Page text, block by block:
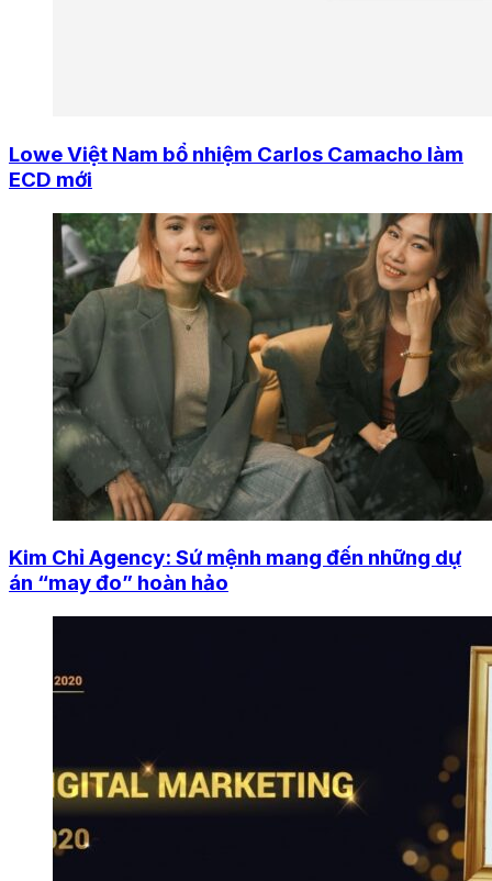
Lowe Việt Nam bổ nhiệm Carlos Camacho làm
ECD mới
Kim Chỉ Agency: Sứ mệnh mang đến những dự
án “may đo” hoàn hảo